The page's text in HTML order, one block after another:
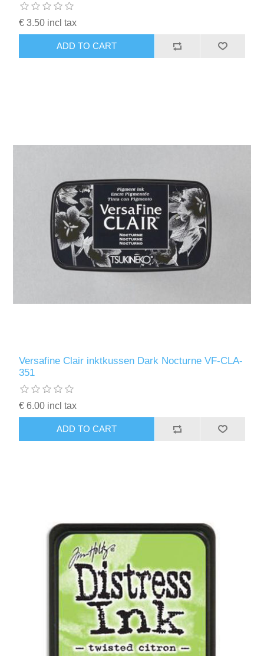
€ 3.50 incl tax
ADD TO CART
Versafine Clair inktkussen Dark Nocturne VF-CLA-
351
€ 6.00 incl tax
ADD TO CART